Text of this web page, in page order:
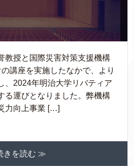
教授と国際災害対策支援機構
講座を実施したなかで、より
、2024年明治大学リバティア
る運びとなりました。弊機構
力向上事業 […]
きを読む ≫